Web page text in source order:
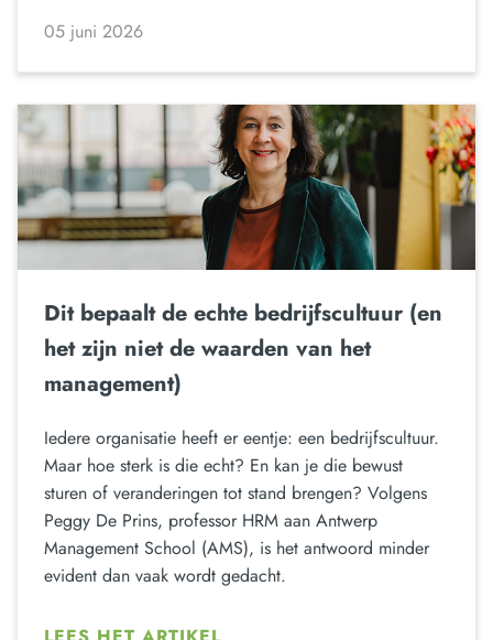
05 juni 2026
Dit bepaalt de echte bedrijfscultuur (en
het zijn niet de waarden van het
management)
Iedere organisatie heeft er eentje: een bedrijfscultuur.
Maar hoe sterk is die echt? En kan je die bewust
sturen of veranderingen tot stand brengen? Volgens
Peggy De Prins, professor HRM aan Antwerp
Management School (AMS), is het antwoord minder
evident dan vaak wordt gedacht.